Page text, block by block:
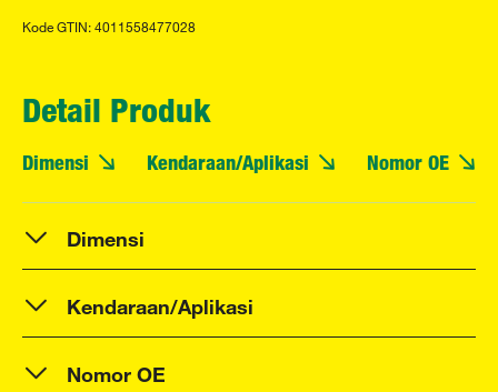
Kode GTIN: 4011558477028
Detail Produk
Dimensi Kendaraan/Aplikasi Nomor OE
Dimensi
Kendaraan/Aplikasi
Nomor OE